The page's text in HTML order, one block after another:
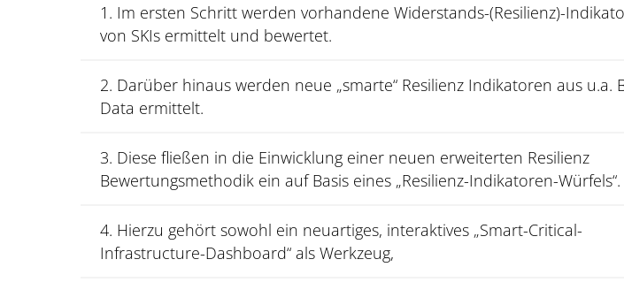
1. Im ersten Schritt werden vorhandene Widerstands-(Resilienz)-
von SKIs ermittelt und bewertet.
2. Darüber hinaus werden neue „smarte“ Resilienz Indikatoren aus u.a.
Data ermittelt.
3. Diese fließen in die Einwicklung einer neuen erweiterten Resilienz
Bewertungsmethodik ein auf Basis eines „Resilienz-Indikatoren-Würfels“.
4. Hierzu gehört sowohl ein neuartiges, interaktives „Smart-Critical-
Infrastructure-Dashboard“ als Werkzeug,